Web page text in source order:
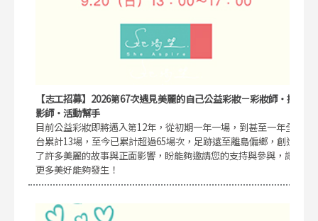
【志工招募】2026第67次遇見美麗的自己公益彩妝－彩妝師・攝
影師・活動幫手
目前公益彩妝即將邁入第12年，從初期一年一場，到甚至一年全
台累計13場，至今已累計超過65場次，足跡遠至離島偏鄉，創造
了許多美麗的故事與正面影響，盼能夠邀請您的支持與參與，讓
更多美好能夠發生！